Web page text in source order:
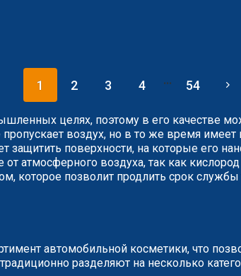
1 2 3 4 ... 54
целях, поэтому в его качестве
воздух, но в то же время
защитить поверхности, на которые его
атмосферного воздуха, так как
которое позволит продлить срок службы
автомобильной косметики, что
разделяют на несколько